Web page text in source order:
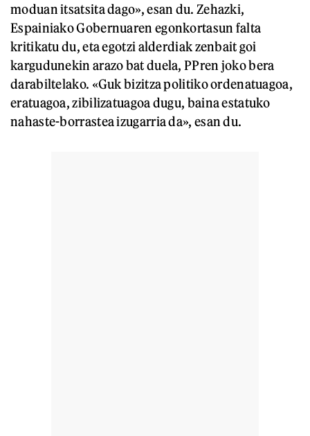
moduan itsatsita dago», esan du. Zehazki,
Espainiako Gobernuaren egonkortasun falta
kritikatu du, eta egotzi alderdiak zenbait goi
kargudunekin arazo bat duela, PPren joko bera
darabiltelako. «Guk bizitza politiko ordenatuagoa,
eratuagoa, zibilizatuagoa dugu, baina estatuko
nahaste-borrastea izugarria da», esan du.